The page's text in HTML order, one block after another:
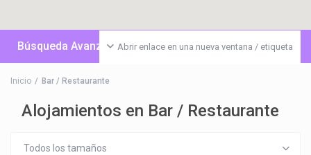
Abrir enlace en una nueva ventana / etiqueta
Búsqueda Avanzada
Inicio Bar / Restaurante
Alojamientos en Bar / Restaurante
Todos los tamaños